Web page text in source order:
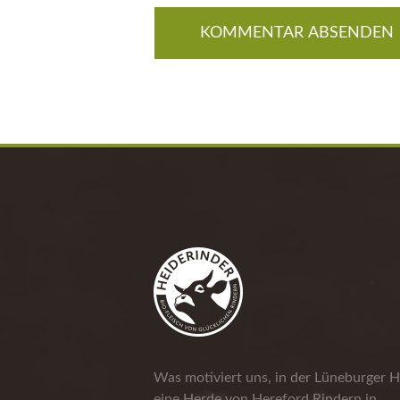
Was motiviert uns, in der Lüneburger